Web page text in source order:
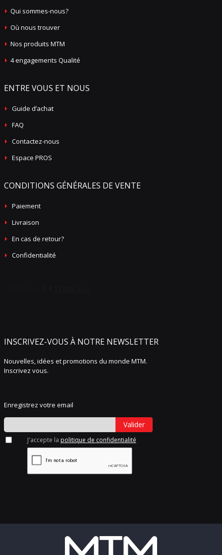
Qui sommes-nous?
Où nous trouver
Nos produits MTM
4 engagements Qualité
ENTRE VOUS ET NOUS
Guide d’achat
FAQ
Contactez-nous
Espace PROS
CONDITIONS GÉNÉRALES DE VENTE
Paiement
Livraison
En cas de retour?
Confidentialité
INSCRIVEZ-VOUS À NOTRE NEWSLETTER
Nouvelles, idées et promotions du monde MTM.
Inscrivez vous.
Enregistrez votre email
Valider
J'accepte la politique de confidentialité